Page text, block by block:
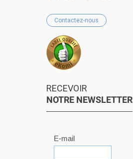
Contactez-nous
RECEVOIR
NOTRE NEWSLETTER